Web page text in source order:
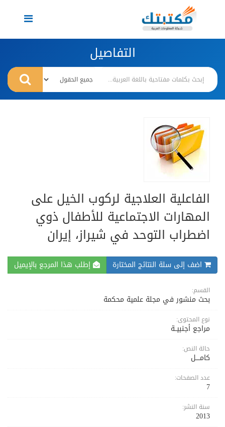
Toggle
navigation
التفاصيل
الفاعلية العلاجية لركوب الخيل على
المهارات الاجتماعية للأطفال ذوي
اضطراب التوحد في شيراز، إيران
اضف إلى سلة النتائج المختارة إطلب هذا المرجع بالإيميل
القسم:
بحث منشور في مجلة علمية محكمة
نوع المحتوى:
مراجع أجنبيــة
حالة النص:
كامــــل
عدد الصفحات:
7
سنة النشر:
2013